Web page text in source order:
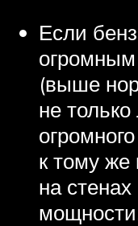
Если
(выше
не
к тому же
на